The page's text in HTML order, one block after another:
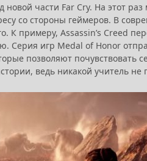
новой части Far Cry. На этот
со стороны геймеров. В
К примеру, Assassin’s Creed
Серия игр Medal of Honor
позволяют
ведь никакой учитель